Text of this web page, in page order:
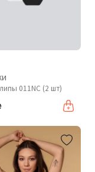
011NC (2 шт)